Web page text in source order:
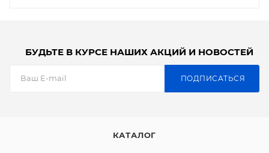
БУДЬТЕ В КУРСЕ НАШИХ АКЦИЙ И НОВОСТЕЙ
ПОДПИСАТЬСЯ
КАТАЛОГ